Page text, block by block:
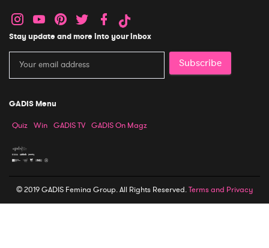
Stay update and more into your inbox
Subscribe
GADIS Menu
Quiz Win GADIS TV GADIS On Magz
© 2019 GADIS Femina Group. All Rights Reserved.Terms and Privacy